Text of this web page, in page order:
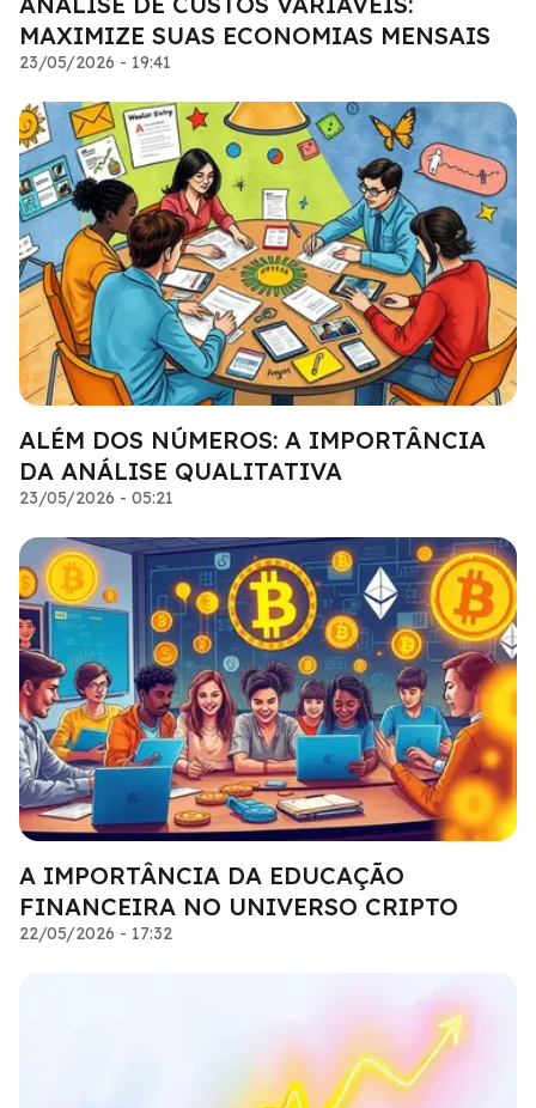
MAXIMIZE SUAS ECONOMIAS MENSAIS
23/05/2026 - 19:41
ALÉM DOS NÚMEROS: A IMPORTÂNCIA
DA ANÁLISE QUALITATIVA
23/05/2026 - 05:21
A IMPORTÂNCIA DA EDUCAÇÃO
FINANCEIRA NO UNIVERSO CRIPTO
22/05/2026 - 17:32